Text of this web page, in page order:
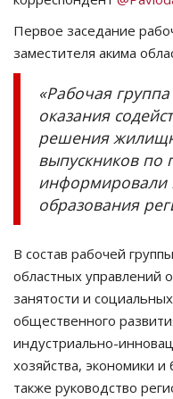
Первое заседание
заместителя акима
«Рабочая
оказания
решения
выпускников по
информировали
образования
В состав рабочей
областных управлений
занятости и
общественного
индустриально-
хозяйства, экономики
также руководство